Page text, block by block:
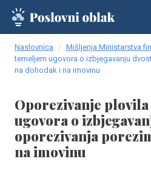
Naslovnica Mišljenja Ministarstva
temeljem ugovora o izbjegavanju
na dohodak i na imovinu
Oporezivanje
ugovora o
oporezivanja
na imovinu